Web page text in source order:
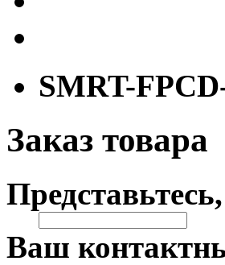
SMRT-
Заказ товара
Ваш